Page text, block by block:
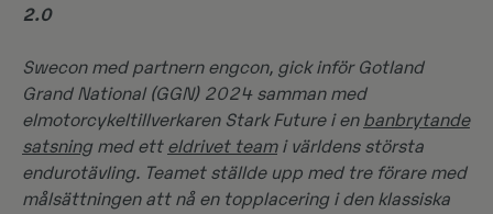
2.0
Swecon med partnern engcon, gick inför Gotland
Grand National (GGN) 2024 samman med
elmotorcykeltillverkaren Stark Future i en banbrytande
satsningmed ett eldrivet teami världens största
endurotävling. Teamet ställde upp med tre förare med
målsättningen att nå en topplacering i den klassiska